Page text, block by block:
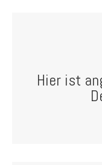
Hier ist